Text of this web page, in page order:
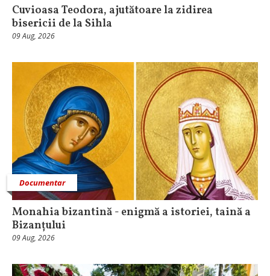
Cuvioasa Teodora, ajutătoare la zidirea
bisericii de la Sihla
09 Aug, 2026
Documentar
Monahia bizantină - enigmă a istoriei, taină a
Bizanțului
09 Aug, 2026